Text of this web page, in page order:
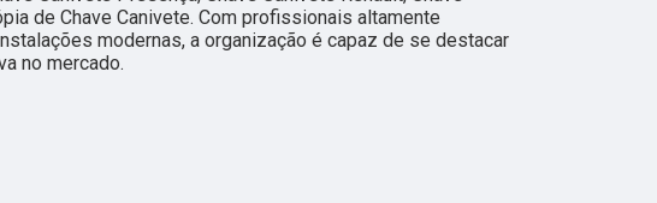
de Chave Canivete. Com profissionais altamente
modernas, a organização é capaz de se destacar
no mercado.